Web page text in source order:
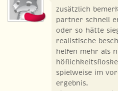
zusätzlich
partner schnell
oder so hätte
realistische
helfen mehr als
spielweise im
ergebnis.